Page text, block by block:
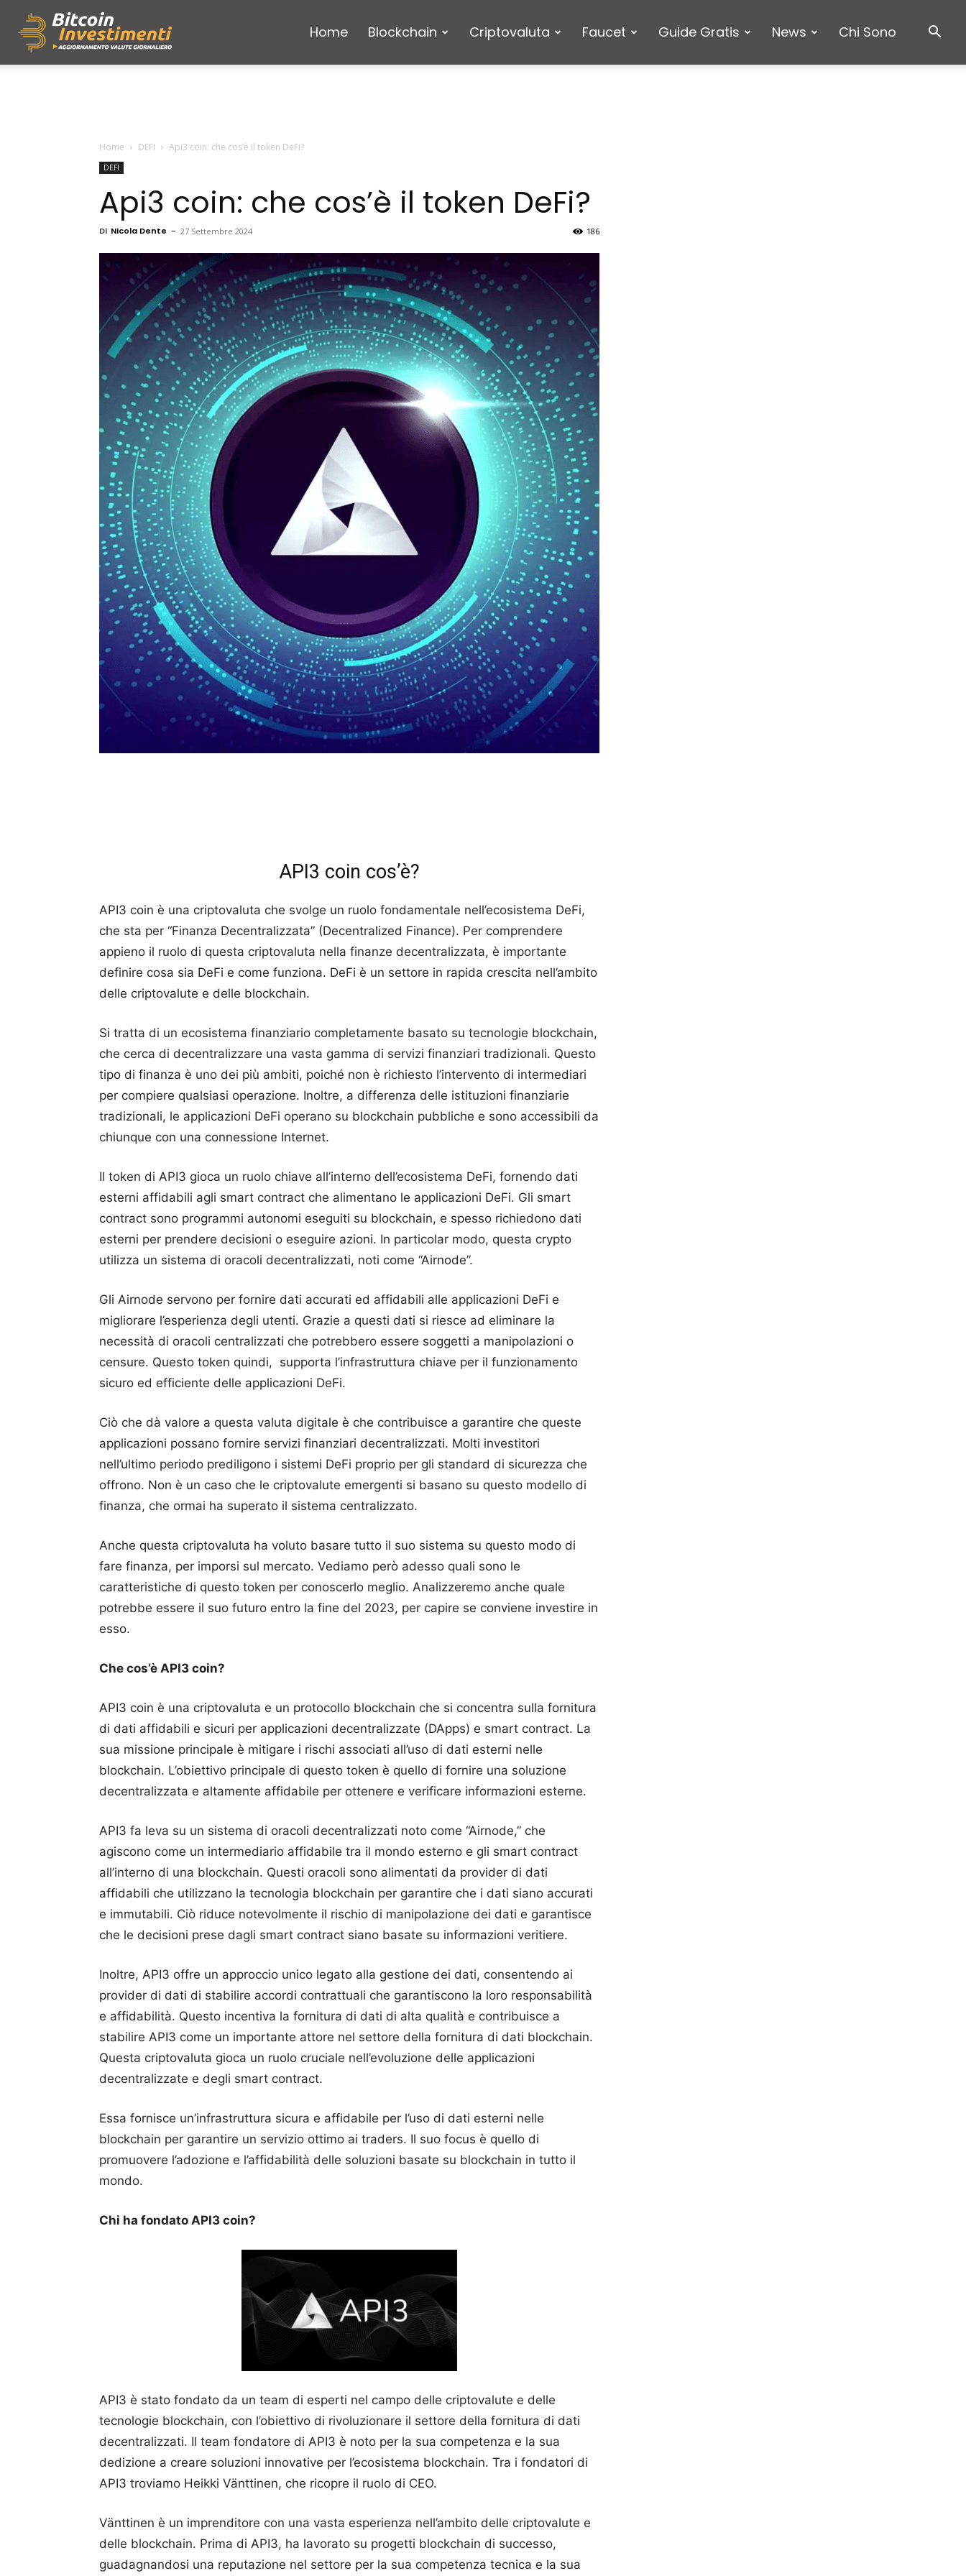
Home Blockchain Criptovaluta Faucet Guide Gratis News Chi Sono
Home DEFI Api3 coin: che cos’è il token DeFi?
DEFI
Api3 coin: che cos’è il token DeFi?
Di Nicola Dente - 27 Settembre 2024 186
API3 coin cos’è?
API3 coin è una criptovaluta che svolge un ruolo fondamentale nell’ecosistema DeFi,
che sta per “Finanza Decentralizzata” (Decentralized Finance). Per comprendere
appieno il ruolo di questa criptovaluta nella finanze decentralizzata, è importante
definire cosa sia DeFi e come funziona. DeFi è un settore in rapida crescita nell’ambito
delle criptovalute e delle blockchain.
Si tratta di un ecosistema finanziario completamente basato su tecnologie blockchain,
che cerca di decentralizzare una vasta gamma di servizi finanziari tradizionali. Questo
tipo di finanza è uno dei più ambiti, poiché non è richiesto l’intervento di intermediari
per compiere qualsiasi operazione. Inoltre, a differenza delle istituzioni finanziarie
tradizionali, le applicazioni DeFi operano su blockchain pubbliche e sono accessibili da
chiunque con una connessione Internet.
Il token di API3 gioca un ruolo chiave all’interno dell’ecosistema DeFi, fornendo dati
esterni affidabili agli smart contract che alimentano le applicazioni DeFi. Gli smart
contract sono programmi autonomi eseguiti su blockchain, e spesso richiedono dati
esterni per prendere decisioni o eseguire azioni. In particolar modo, questa crypto
utilizza un sistema di oracoli decentralizzati, noti come “Airnode”.
Gli Airnode servono per fornire dati accurati ed affidabili alle applicazioni DeFi e
migliorare l’esperienza degli utenti. Grazie a questi dati si riesce ad eliminare la
necessità di oracoli centralizzati che potrebbero essere soggetti a manipolazioni o
censure. Questo token quindi, supporta l’infrastruttura chiave per il funzionamento
sicuro ed efficiente delle applicazioni DeFi.
Ciò che dà valore a questa valuta digitale è che contribuisce a garantire che queste
applicazioni possano fornire servizi finanziari decentralizzati. Molti investitori
nell’ultimo periodo prediligono i sistemi DeFi proprio per gli standard di sicurezza che
offrono. Non è un caso che le criptovalute emergenti si basano su questo modello di
finanza, che ormai ha superato il sistema centralizzato.
Anche questa criptovaluta ha voluto basare tutto il suo sistema su questo modo di
fare finanza, per imporsi sul mercato. Vediamo però adesso quali sono le
caratteristiche di questo token per conoscerlo meglio. Analizzeremo anche quale
potrebbe essere il suo futuro entro la fine del 2023, per capire se conviene investire in
esso.
Che cos’è API3 coin?
API3 coin è una criptovaluta e un protocollo blockchain che si concentra sulla fornitura
di dati affidabili e sicuri per applicazioni decentralizzate (DApps) e smart contract. La
sua missione principale è mitigare i rischi associati all’uso di dati esterni nelle
blockchain. L’obiettivo principale di questo token è quello di fornire una soluzione
decentralizzata e altamente affidabile per ottenere e verificare informazioni esterne.
API3 fa leva su un sistema di oracoli decentralizzati noto come “Airnode,” che
agiscono come un intermediario affidabile tra il mondo esterno e gli smart contract
all’interno di una blockchain. Questi oracoli sono alimentati da provider di dati
affidabili che utilizzano la tecnologia blockchain per garantire che i dati siano accurati
e immutabili. Ciò riduce notevolmente il rischio di manipolazione dei dati e garantisce
che le decisioni prese dagli smart contract siano basate su informazioni veritiere.
Inoltre, API3 offre un approccio unico legato alla gestione dei dati, consentendo ai
provider di dati di stabilire accordi contrattuali che garantiscono la loro responsabilità
e affidabilità. Questo incentiva la fornitura di dati di alta qualità e contribuisce a
stabilire API3 come un importante attore nel settore della fornitura di dati blockchain.
Questa criptovaluta gioca un ruolo cruciale nell’evoluzione delle applicazioni
decentralizzate e degli smart contract.
Essa fornisce un’infrastruttura sicura e affidabile per l’uso di dati esterni nelle
blockchain per garantire un servizio ottimo ai traders. Il suo focus è quello di
promuovere l’adozione e l’affidabilità delle soluzioni basate su blockchain in tutto il
mondo.
Chi ha fondato API3 coin?
API3 è stato fondato da un team di esperti nel campo delle criptovalute e delle
tecnologie blockchain, con l’obiettivo di rivoluzionare il settore della fornitura di dati
decentralizzati. Il team fondatore di API3 è noto per la sua competenza e la sua
dedizione a creare soluzioni innovative per l’ecosistema blockchain. Tra i fondatori di
API3 troviamo Heikki Vänttinen, che ricopre il ruolo di CEO.
Vänttinen è un imprenditore con una vasta esperienza nell’ambito delle criptovalute e
delle blockchain. Prima di API3, ha lavorato su progetti blockchain di successo,
guadagnandosi una reputazione nel settore per la sua competenza tecnica e la sua